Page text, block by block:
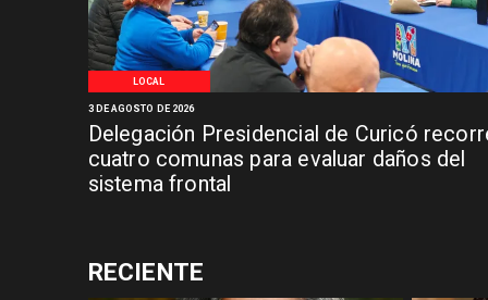
LOCAL
Delegación Presidencial de Curicó
cuatro comunas para evaluar daños del
sistema frontal
3 DE AGOSTO DE 2026
RECIENTE